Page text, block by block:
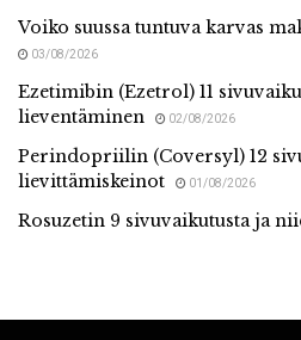
Voiko suussa tuntuva karvas
03/08/2026
Ezetimibin (Ezetrol) 11
lieventäminen
02/08/2026
Perindopriilin (Coversyl) 12
lievittämiskeinot
01/08/2026
Rosuzetin 9 sivuvaikutusta ja